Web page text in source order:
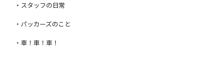
・スタッフの日常
・パッカーズのこと
・車！車！車！